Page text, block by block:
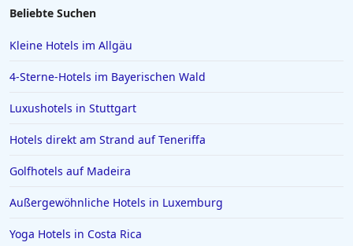
Hotels in Fulda
Hotels im Sauerland
Hotels in Bardolino
Hotels auf den Malediven
Hotels in Brühl
Beliebte Suchen
Kleine Hotels im Allgäu
4-Sterne-Hotels im Bayerischen Wald
Luxushotels in Stuttgart
Hotels direkt am Strand auf Teneriffa
Golfhotels auf Madeira
Außergewöhnliche Hotels in Luxemburg
Yoga Hotels in Costa Rica